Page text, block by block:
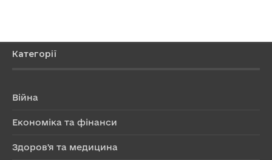
Категорії
Війна
Економіка та фінанси
Здоров'я та медицина